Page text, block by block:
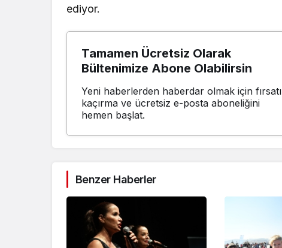
ediyor.
Tamamen Ücretsiz Olarak
Bültenimize Abone Olabilirsin
Yeni haberlerden haberdar olmak için fırsatı
kaçırma ve ücretsiz e-posta aboneliğini
hemen başlat.
Benzer Haberler